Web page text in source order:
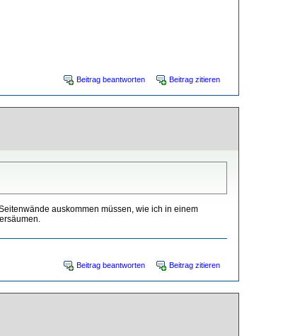
Beitrag beantworten Beitrag zitieren
auskommen müssen, wie ich in einem
Beitrag beantworten Beitrag zitieren